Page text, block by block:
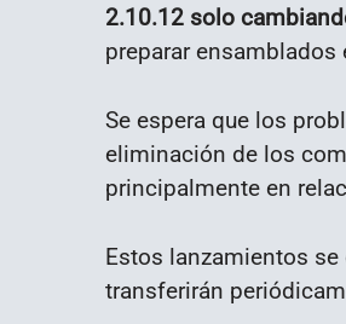
2.10.12 solo
preparar
Se espera que los
eliminación de los
principalmente en
Estos lanzamientos
transferirán